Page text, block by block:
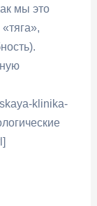
мы это
klinika-